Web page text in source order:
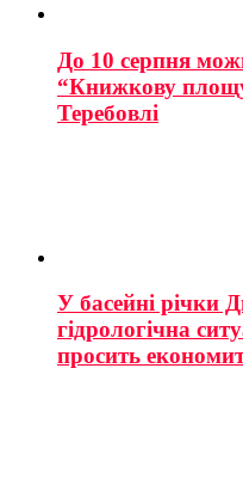
До 10 серпня
“Книжкову
Теребовлі
У басейні річки
гідрологічна
просить